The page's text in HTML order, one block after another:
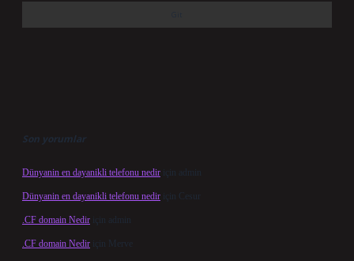
Son yorumlar
Dünyanin en dayanikli telefonu nedir için admin
Dünyanin en dayanikli telefonu nedir için Cesur
.CF domain Nedir için admin
.CF domain Nedir için Merve